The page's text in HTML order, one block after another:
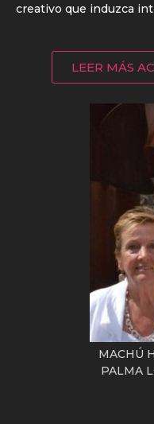
creativo que induzca
LEER MÁS
MACHÚ
PALMA